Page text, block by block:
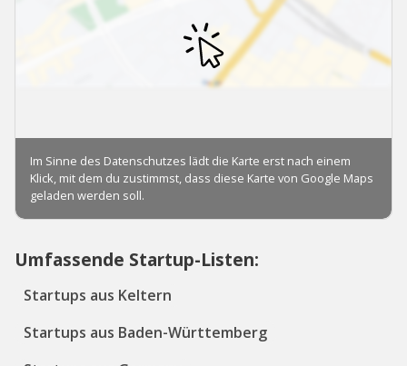
Umfassende Startup-Listen:
Startups aus Keltern
Startups aus Baden-Württemberg